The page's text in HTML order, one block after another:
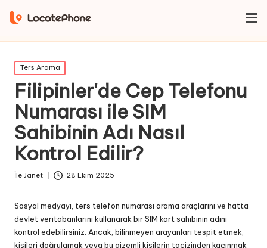
Ev Ters Arama
Filipinler'de Cep Telefonu Numarası ile SIM
Sahibinin Adı Nasıl Kontrol Edilir?
İçinde
yayınlandı
Ters Arama
Filipinler'de Cep Telefonu
Numarası ile SIM
Sahibinin Adı Nasıl
Kontrol Edilir?
Gönderen
İle Janet 28 Ekim 2025
Sosyal medyayı, ters telefon numarası arama araçlarını ve hatta
devlet veritabanlarını kullanarak bir SIM kart sahibinin adını
kontrol edebilirsiniz. Ancak, bilinmeyen arayanları tespit etmek,
kişileri doğrulamak veya bu gizemli kişilerin tacizinden kaçınmak